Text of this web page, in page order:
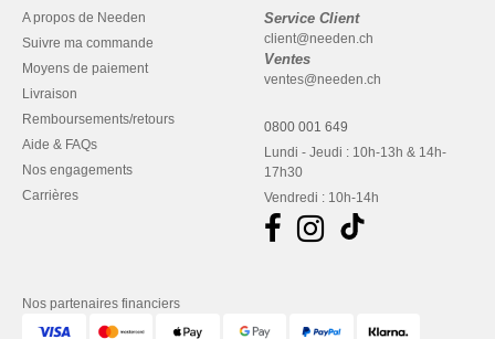
A propos de Needen
Suivre ma commande
Moyens de paiement
Livraison
Remboursements/retours
Aide & FAQs
Nos engagements
Carrières
Service Client
client@needen.ch
Ventes
ventes@needen.ch
0800 001 649
Lundi - Jeudi : 10h-13h & 14h-
17h30
Vendredi : 10h-14h
Nos partenaires financiers